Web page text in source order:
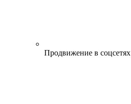
Продвижение в соцсетях